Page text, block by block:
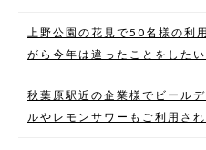
上野公園の花見で50名様の利
がら今年は違ったことをした
秋葉原駅近の企業様でビール
ルやレモンサワーもご利用され